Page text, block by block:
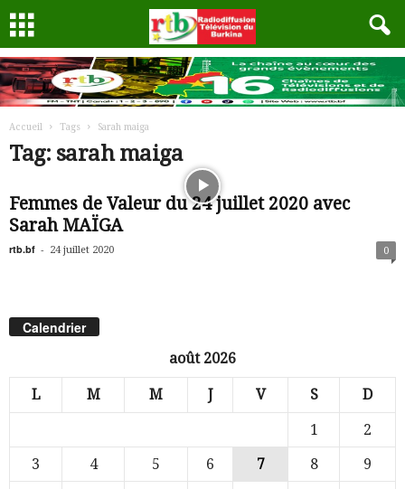
Accueil Tags Sarah maiga
Tag: sarah maiga
Femmes de Valeur du 24 juillet 2020 avec
Sarah MAÏGA
rtb.bf - 24 juillet 2020 0
Calendrier
août 2026
L M M J V S D
1
2
3
4 5 6 7 8
9